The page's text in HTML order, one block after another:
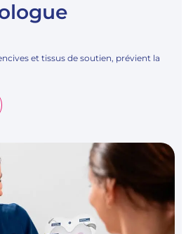
et tissus de soutien, prévient la